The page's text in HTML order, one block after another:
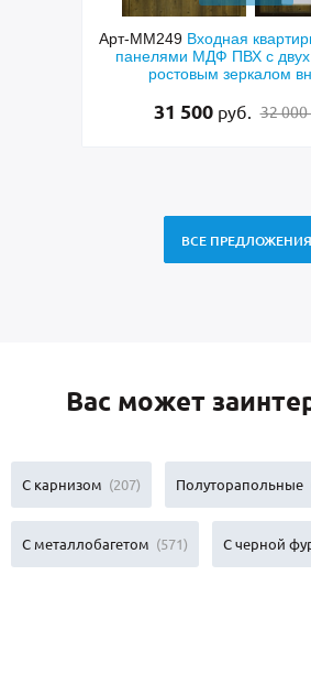
Арт-ММ249Входная квартирная
панелями МДФ ПВХ с двух сторон
ростовым зеркалом внутри
31 500руб. 32 000 руб.
ВСЕ ПРЕДЛОЖЕНИЯ
Вас может
С карнизом (207) Полуторапольные
С металлобагетом (571) С черной